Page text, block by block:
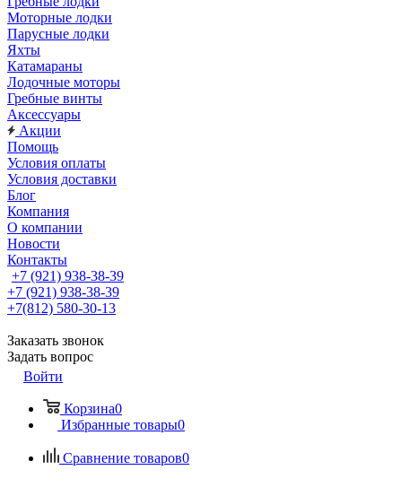
Моторные лодки
Парусные лодки
Яхты
Катамараны
Лодочные моторы
Гребные винты
Аксессуары
Акции
Помощь
Условия оплаты
Условия доставки
Блог
Компания
О компании
Новости
Контакты
+7 (921) 938-38-39
+7 (921) 938-38-39
+7(812) 580-30-13
Заказать звонок
Задать вопрос
Войти
Корзина0
Избранные товары0
Сравнение товаров0